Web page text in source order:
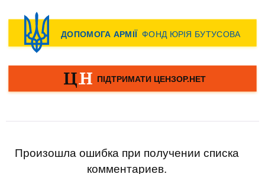
Произошла ошибка при получении списка
комментариев.